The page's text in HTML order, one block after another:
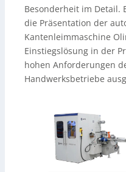
Besonderheit im Detail.
die Präsentation der
Kantenleimmaschine
Einstiegslösung in der
hohen Anforderungen
Handwerksbetriebe